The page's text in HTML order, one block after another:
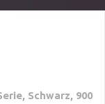
Schwarz, 900